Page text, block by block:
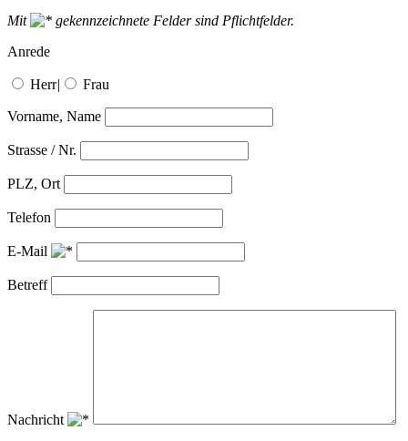
Mit
gekennzeichnete Felder sind Pflichtfelder.
Anrede
Herr| Frau
Vorname, Name
Strasse / Nr.
PLZ, Ort
Telefon
E-Mail
Betreff
Nachricht